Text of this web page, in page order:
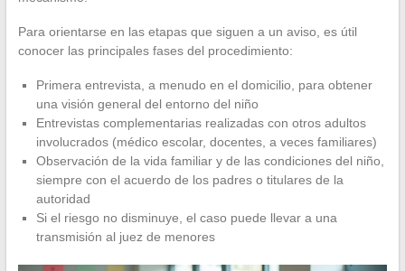
Para orientarse en las etapas que siguen a un aviso, es útil
conocer las principales fases del procedimiento:
Primera entrevista, a menudo en el domicilio, para obtener
una visión general del entorno del niño
Entrevistas complementarias realizadas con otros adultos
involucrados (médico escolar, docentes, a veces familiares)
Observación de la vida familiar y de las condiciones del niño,
siempre con el acuerdo de los padres o titulares de la
autoridad
Si el riesgo no disminuye, el caso puede llevar a una
transmisión al juez de menores